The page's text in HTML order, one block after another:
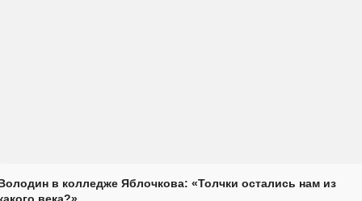
в колледже Яблочкова: «Толчки остались нам из
века?»